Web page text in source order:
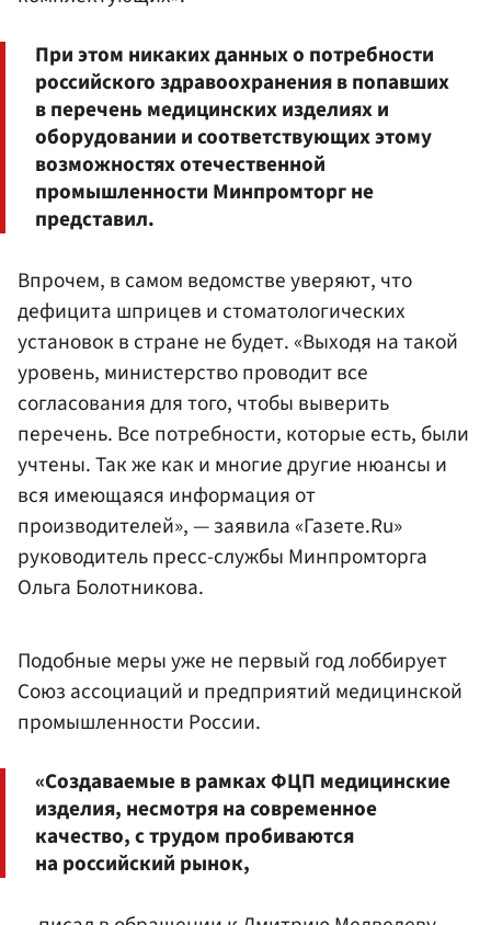
При этом никаких данных о потребности
российского здравоохранения в попавших
в перечень медицинских изделиях и
оборудовании и соответствующих этому
возможностях отечественной
промышленности Минпромторг не
представил.
Впрочем, в самом ведомстве уверяют, что
дефицита шприцев и стоматологических
установок в стране не будет. «Выходя на такой
уровень, министерство проводит все
согласования для того, чтобы выверить
перечень. Все потребности, которые есть, были
учтены. Так же как и многие другие нюансы и
вся имеющаяся информация от
производителей», — заявила «Газете.Ru»
руководитель пресс-службы Минпромторга
Ольга Болотникова.
Подобные меры уже не первый год лоббирует
Союз ассоциаций и предприятий медицинской
промышленности России.
«Создаваемые в рамках ФЦП медицинские
изделия, несмотря на современное
качество, с трудом пробиваются
на российский рынок,